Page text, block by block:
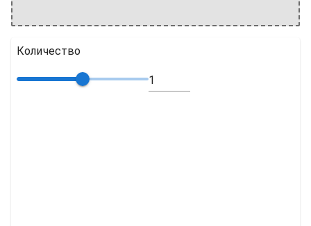
Количество